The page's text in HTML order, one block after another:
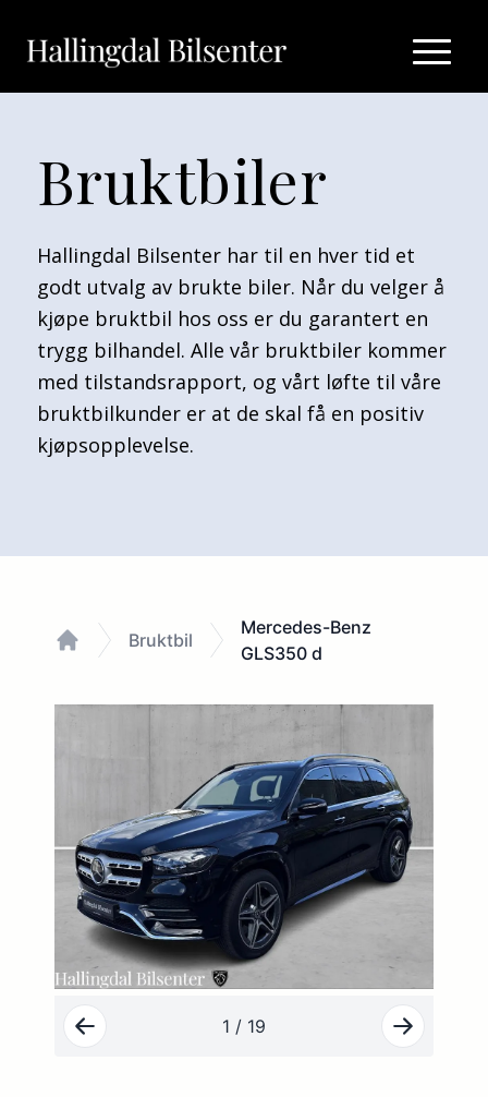
Bruktbiler
Hallingdal Bilsenter har til en hver tid et
godt utvalg av brukte biler. Når du velger å
kjøpe bruktbil hos oss er du garantert en
trygg bilhandel. Alle vår bruktbiler kommer
med tilstandsrapport, og vårt løfte til våre
bruktbilkunder er at de skal få en positiv
kjøpsopplevelse.
Bruktbil
Mercedes-Benz
GLS350 d
1 / 19